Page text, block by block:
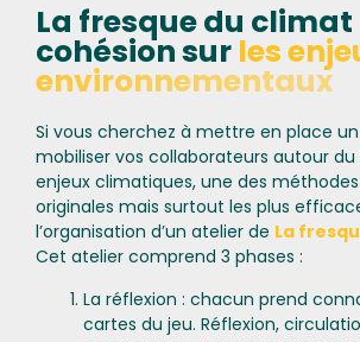
La fresque du
cohésion sur les
environnementaux
Si vous cherchez à mettre en place
mobiliser vos collaborateurs autour
enjeux climatiques, une des méthodes
originales mais surtout les plus
l’organisation d’un atelier de La
Cet atelier comprend 3 phases :
La réflexion : chacun prend
cartes du jeu. Réflexion,